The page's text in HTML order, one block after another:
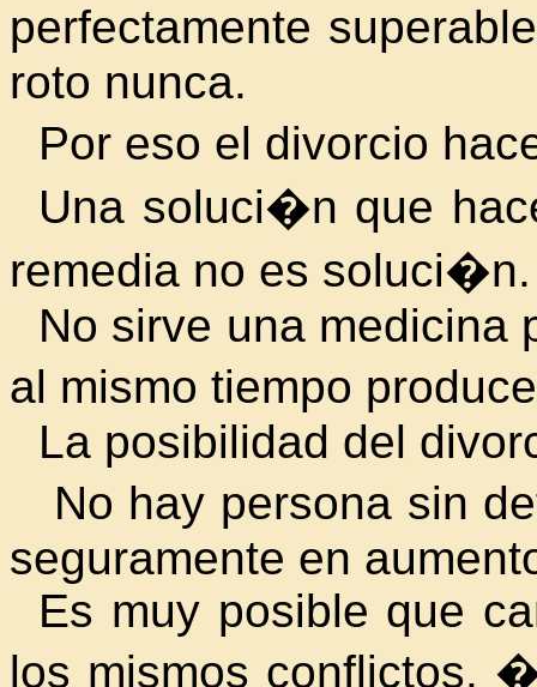
perfectamente
roto nunca.
Por eso el divorcio
Una soluci�n que
remedia no es soluci�n.
No sirve una medicina
al mismo tiempo
La posibilidad del
No hay persona sin
seguramente en
Es muy posible que
los mismos conflictos.